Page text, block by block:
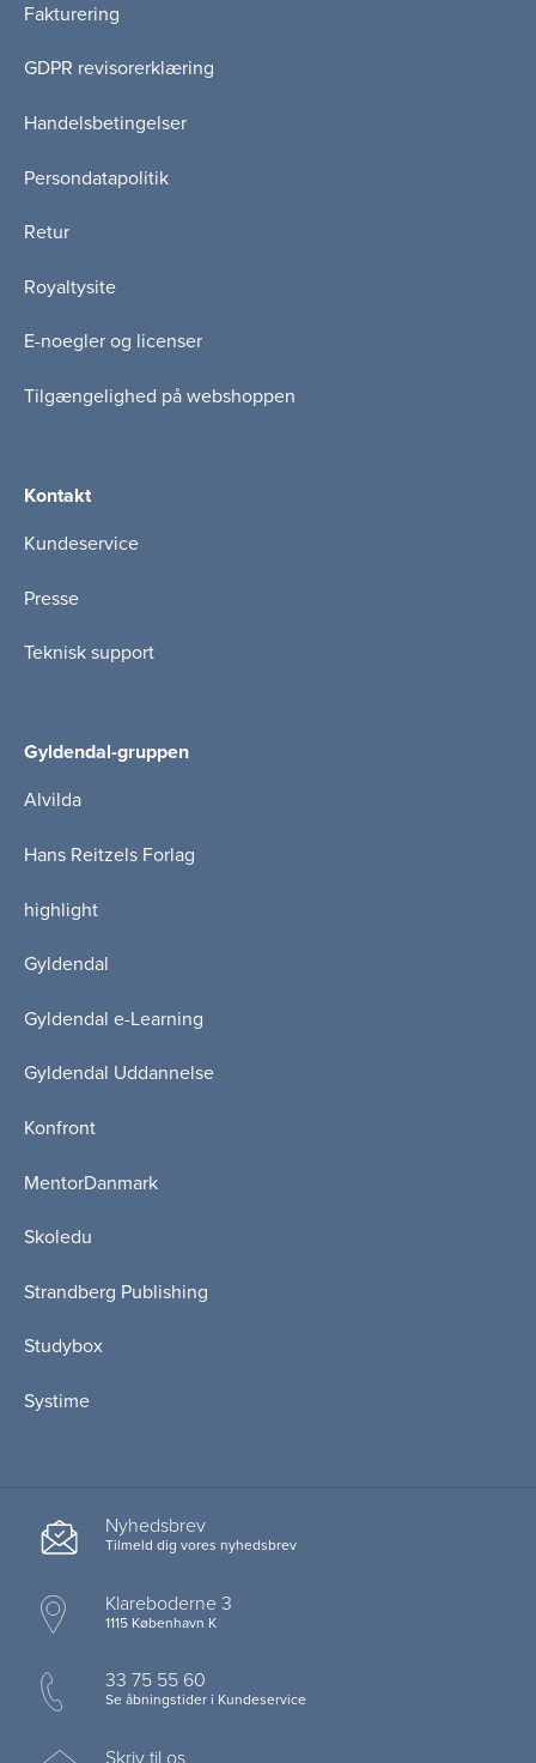
Fakturering
GDPR revisorerklæring
Handelsbetingelser
Persondatapolitik
Retur
Royaltysite
E-noegler og licenser
Tilgængelighed på webshoppen
Kontakt
Kundeservice
Presse
Teknisk support
Gyldendal-gruppen
Alvilda
Hans Reitzels Forlag
highlight
Gyldendal
Gyldendal e-Learning
Gyldendal Uddannelse
Konfront
MentorDanmark
Skoledu
Strandberg Publishing
Studybox
Systime
Nyhedsbrev
Tilmeld dig vores nyhedsbrev
Klareboderne 3
1115 København K
33 75 55 60
Se åbningstider i Kundeservice
Skriv til os